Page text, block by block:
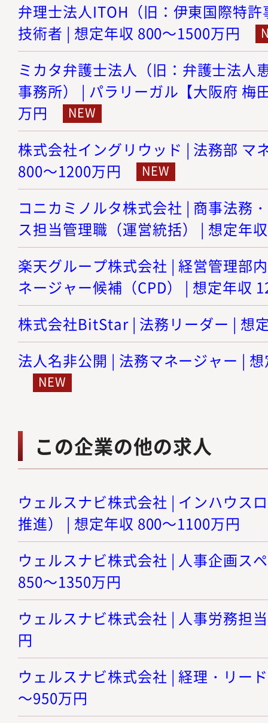
弁理士法人ITOH（旧：伊東国際特
技術者 | 想定年収 800～1500万円
ミカタ弁護士法人（旧：弁護士法人
事務所） | パラリーガル【大阪府 梅
万円
株式会社イングリウッド | 法務部 マ
800～1200万円
コニカミノルタ株式会社 | 商事法務
ス担当管理職（運営統括） | 想定年
楽天グループ株式会社 | 経営管理部
ネージャー候補（CPD） | 想定年収
株式会社BitStar | 法務リーダー | 想
法人名非公開 | 法務マネージャー |
この企業の他の求人
ウェルスナビ株式会社 | インハウス
推進） | 想定年収 800～1100万円
ウェルスナビ株式会社 | 人事企画ス
850～1350万円
ウェルスナビ株式会社 | 人事労務担
円
ウェルスナビ株式会社 | 経理・リー
～950万円